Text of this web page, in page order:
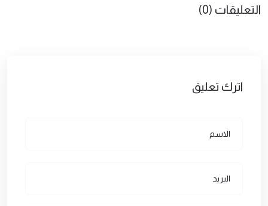
التعليقات (0)
اترك تعليق